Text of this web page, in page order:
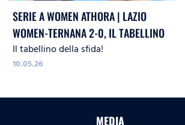
SERIE A WOMEN ATHORA | LAZIO
WOMEN-TERNANA 2-0, IL TABELLINO
Il tabellino della sfida!
10.05.26
MEDIA